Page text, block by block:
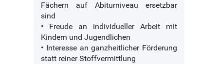
Fächern auf Abiturniveau ersetzbar
sind
• Freude an individueller Arbeit mit
Kindern und Jugendlichen
• Interesse an ganzheitlicher Förderung
statt reiner Stoffvermittlung